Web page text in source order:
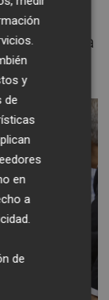
opinar
antes de la
y
de
en
a
de